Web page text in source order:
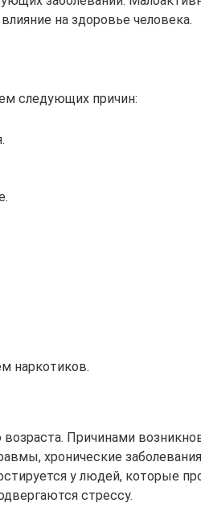
на здоровье человека.
следующих причин:
наркотиков.
Причинами
хронические
у людей, которые
стрессу.